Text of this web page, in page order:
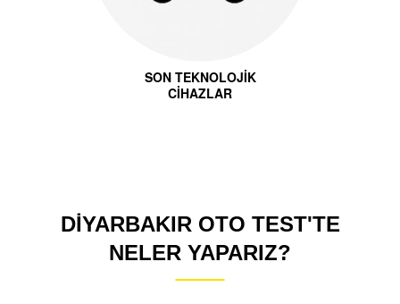
SON TEKNOLOJİK
CİHAZLAR
DİYARBAKIR OTO TEST'TE
NELER YAPARIZ?